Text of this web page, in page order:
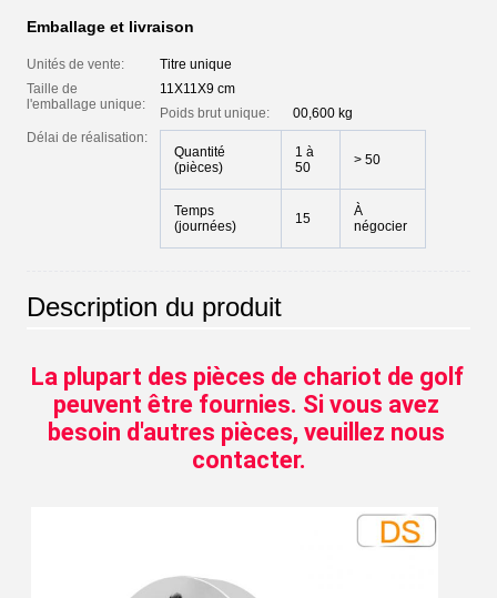
Emballage et livraison
Unités de vente:
Titre unique
Taille de
l'emballage unique:
11X11X9 cm
Poids brut unique:
00,600 kg
Délai de réalisation:
Quantité
(pièces)
1 à
50
> 50
Temps
(journées)
15
À
négocier
Description du produit
La plupart des pièces de chariot de golf
peuvent être fournies. Si vous avez
besoin d'autres pièces, veuillez nous
contacter.